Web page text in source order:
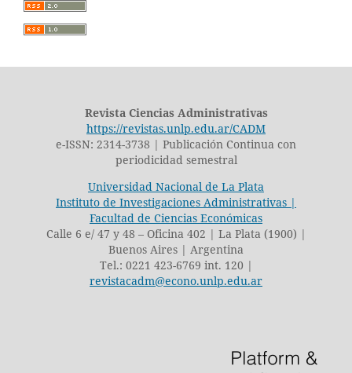
Revista Ciencias Administrativas
https://revistas.unlp.edu.ar/CADM
e-ISSN: 2314-3738 | Publicación Continua con
periodicidad semestral
Universidad Nacional de La Plata
Instituto de Investigaciones Administrativas |
Facultad de Ciencias Económicas
Calle 6 e/ 47 y 48 – Oficina 402 | La Plata (1900) |
Buenos Aires | Argentina
Tel.: 0221 423-6769 int. 120 |
revistacadm@econo.unlp.edu.ar